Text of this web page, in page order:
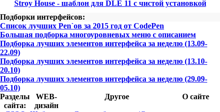
Stroy House - шаблон для DLE 11 с чистой установкой
Подборки интерфейсов:
Список лучших Pen`ов за 2015 год от CodePen
Большая подборка многоуровневых меню с описанием
Подборка лучших элементов интерфейса за неделю (13.09-
22.09)
Подборка лучших элементов интерфейса за неделю (13.10-
20.10)
Подборка лучших элементов интерфейса за неделю (29.09-
05.10)
Разделы
сайта:
WEB-
дизайн
Другое О сайте